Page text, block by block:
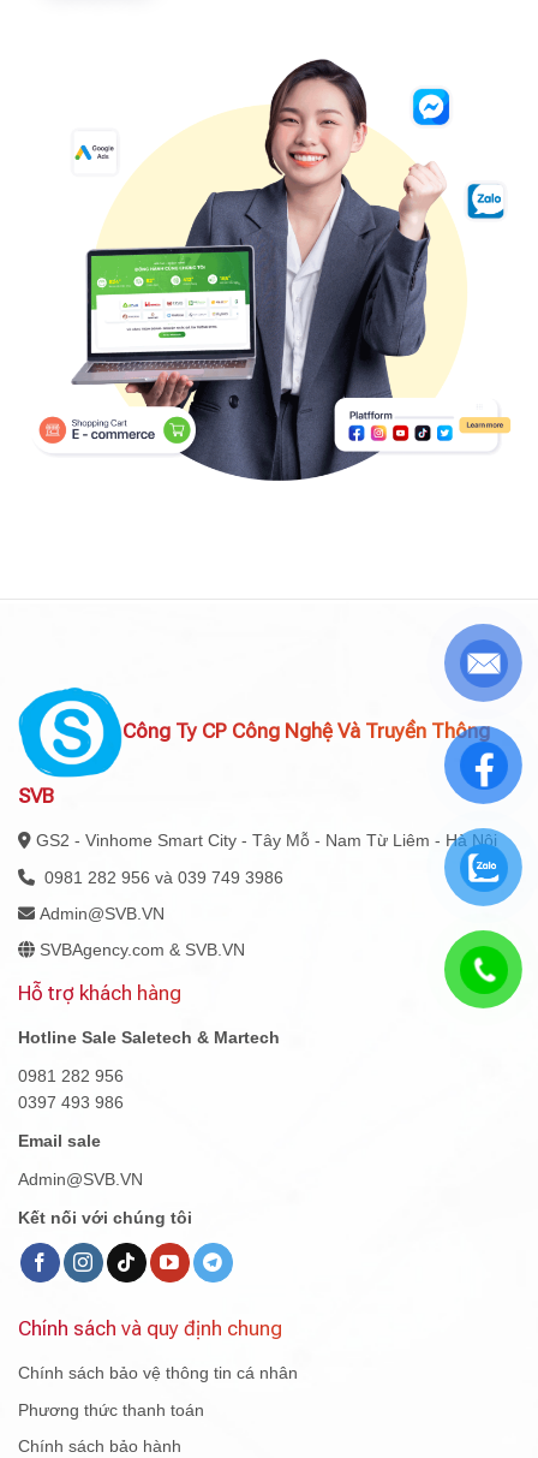
Công Ty CP Công Nghệ Và Truyền Thông
SVB
GS2 - Vinhome Smart City - Tây Mỗ - Nam Từ Liêm - Hà Nội
0981 282 956 và 039 749 3986
Admin@SVB.VN
SVBAgency.com & SVB.VN
Hỗ trợ khách hàng
Hotline Sale Saletech & Martech
0981 282 956
0397 493 986
Email sale
Admin@SVB.VN
Kết nối với chúng tôi
Chính sách và quy định chung
Chính sách bảo vệ thông tin cá nhân
Phương thức thanh toán
Chính sách bảo hành